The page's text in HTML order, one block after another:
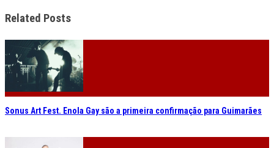
Related Posts
Sonus Art Fest. Enola Gay são a primeira confirmação para Guimarães